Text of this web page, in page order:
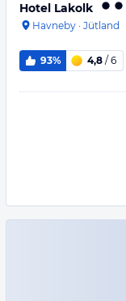
Hotel Lakolk
Havneby · Jütland
93% 4,8 / 6